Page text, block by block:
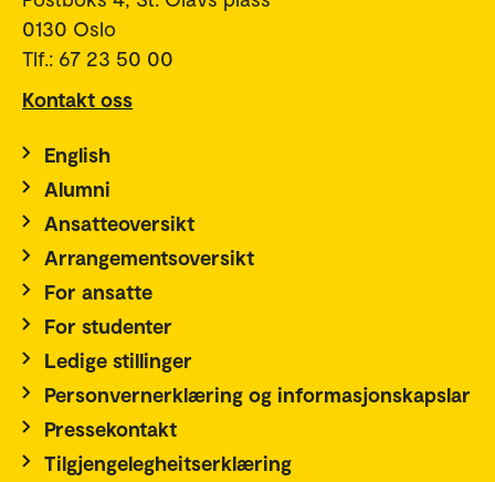
0130 Oslo
Tlf.: 67 23 50 00
Kontakt oss
English
Alumni
Ansatteoversikt
Arrangementsoversikt
For ansatte
For studenter
Ledige stillinger
Personvernerklæring og informasjonskapslar
Pressekontakt
Tilgjengelegheitserklæring